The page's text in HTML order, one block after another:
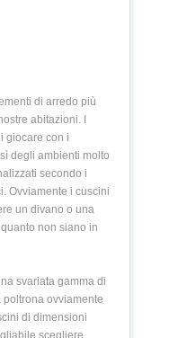
di arredo più
abitazioni. I
giocare con i
degli ambienti molto
secondo i
Ovviamente i cuscini
un divano o una
non siano in
svariata gamma di
ovviamente
di dimensioni
scegliere